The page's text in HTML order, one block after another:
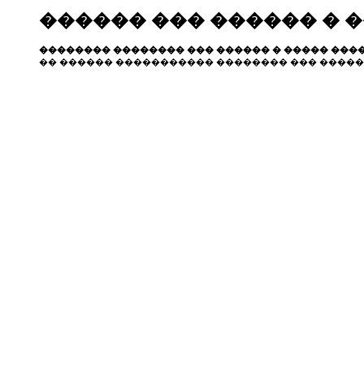
������ ��� ������ �
�������� �������� ��� ������ � �����
�� ������ ����������� �������� ���